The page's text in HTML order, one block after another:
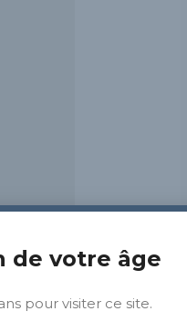
de votre âge
pour visiter ce site.